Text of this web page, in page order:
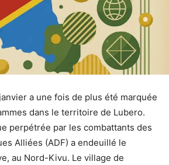
a une fois de plus été marquée
dans le territoire de Lubero.
perpétrée par les combattants des
Alliées (ADF) a endeuillé le
au Nord-Kivu. Le village de